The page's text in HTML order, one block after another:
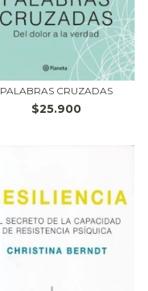
PALABRAS CRUZADAS
$25.900